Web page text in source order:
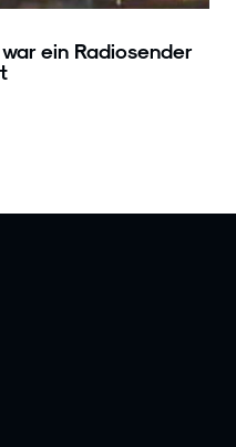
ein Radiosender